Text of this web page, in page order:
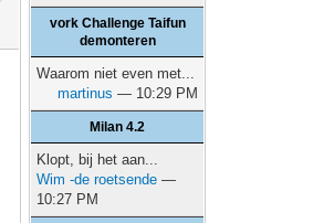
vork Challenge Taifun
demonteren
Waarom niet even met...
martinus — 10:29 PM
Milan 4.2
Klopt, bij het aan...
Wim -de roetsende —
10:27 PM